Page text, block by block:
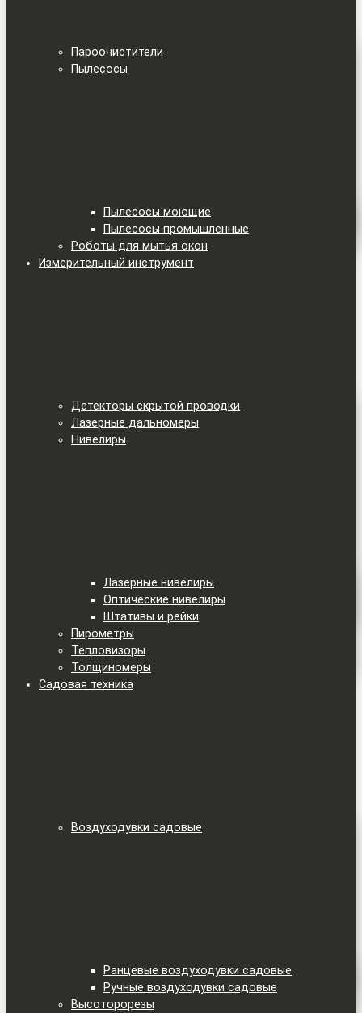
Пароочистители
Пылесосы
Пылесосы моющие
Пылесосы промышленные
Роботы для мытья окон
Измерительный инструмент
Детекторы скрытой проводки
Лазерные дальномеры
Нивелиры
Лазерные нивелиры
Оптические нивелиры
Штативы и рейки
Пирометры
Тепловизоры
Толщиномеры
Садовая техника
Воздуходувки садовые
Ранцевые воздуходувки садовые
Ручные воздуходувки садовые
Высоторорезы